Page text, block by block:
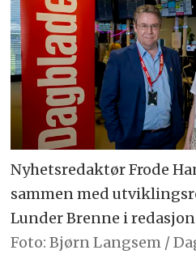
Nyhetsredaktør Frode
sammen med
Lunder Brenne i
Foto: Bjørn Langsem /